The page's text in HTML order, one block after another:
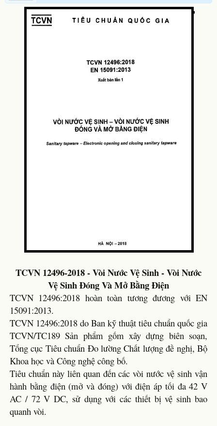
TCVN 12496-2018 - Vòi Nước Vệ Sinh - Vòi Nước
Vệ Sinh Đóng Và Mở Bằng Điện
TCVN 12496:2018 hoàn toàn tương đương với EN
15091:2013.
TCVN 12496:2018 do Ban kỹ thuật tiêu chuẩn quốc gia
TCVN/TC189 Sản phẩm gốm xây dựng biên soạn,
Tổng cục Tiêu chuẩn Đo lường Chất lượng đề nghị, Bộ
Khoa học và Công nghệ công bố.
Tiêu chuẩn này liên quan đến các vòi nước vệ sinh vận
hành bằng điện (mở và đóng) với điện áp tối đa 42 V
AC / 72 V DC, sử dụng với các thiết bị vệ sinh bao
quanh vòi.